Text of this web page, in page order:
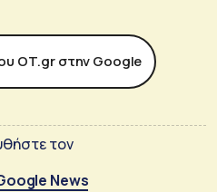
ΟΤ.gr στην Google
τον
News